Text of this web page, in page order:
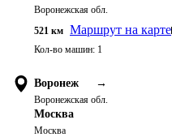
Воронежская обл.
521 км Маршрут на карте
Кол-во машин: 1
Воронеж →
Воронежская обл.
Москва
Москва